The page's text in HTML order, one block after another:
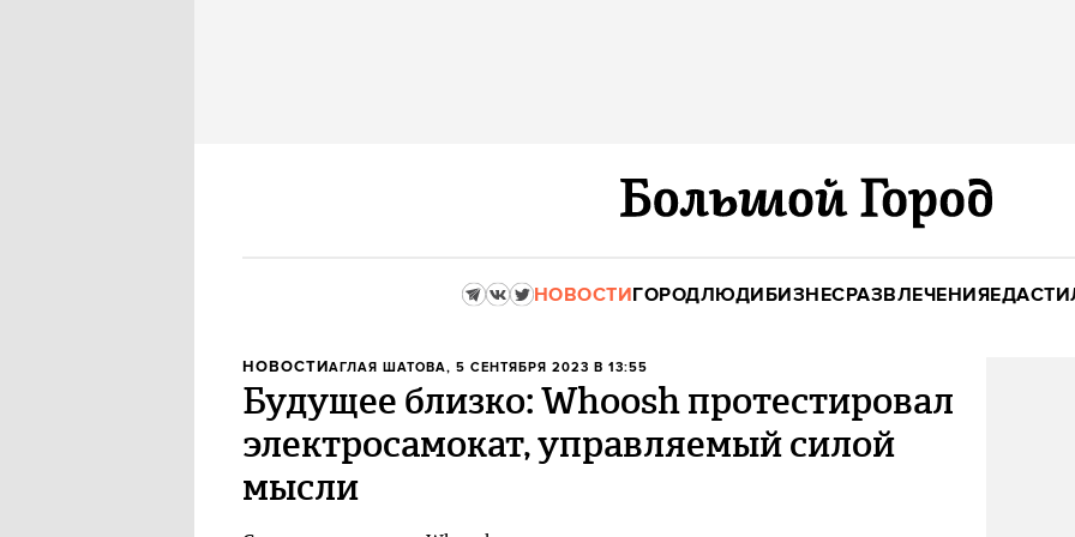
НОВОСТИГОРОДЛЮДИБИЗНЕСРАЗВЛЕЧЕНИЯЕДА
НОВОСТИАГЛАЯ ШАТОВА, 5 СЕНТЯБРЯ 2023 В 13:55
Будущее близко: Whoosh протестировал
электросамокат, управляемый силой
мысли